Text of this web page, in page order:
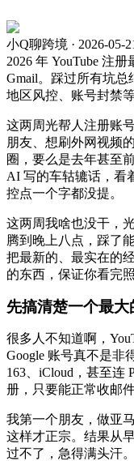
小Q聊跨境 · 2026-05-
2026 年 YouTube 注
Gmail。踩过所有坑总
地区风控、账号封禁等
这两周光帮人注册账
朋友、想刷外网视频
圈，要么是去年甚至
AI 写的车轱辘话，看
控点一个字都没提。
这两周我啥也没干，
腾到晚上八点，踩了
把最新的、最实在的
的东西，保证你看完
先搞清楚一个最大
很多人不知道啊，
Google 账号真不是非
163、iCloud，甚至连
册，只要能正常收邮件
我第一个朋友，做亚
这样才正宗。结果从
过不了，急得满头汗